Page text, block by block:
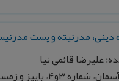
دينی، مدرنيته و پست
عليرضا قائمی نيا
۳و۴، پاييز و زمستان ۱۳۷۸